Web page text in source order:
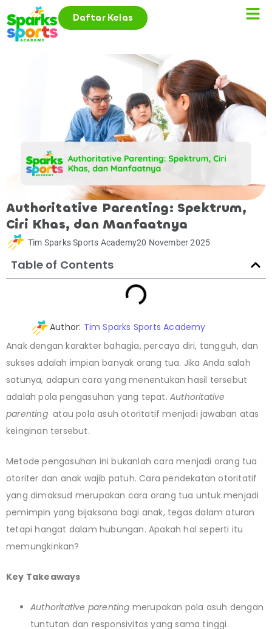
Daftar Kelas
Authoritative Parenting: Spektrum,
Ciri Khas, dan Manfaatnya
Tim Sparks Sports Academy20 November 2025
Table of Contents
Author: Tim Sparks Sports Academy
Anak dengan karakter bahagia, percaya diri, tangguh, dan
sukses adalah impian banyak orang tua. Jika Anda salah
satunya, adapun cara yang menentukan hasil tersebut
adalah pola pengasuhan yang tepat. Authoritative
parentingatau pola asuh otoritatif menjadi jawaban atas
keinginan tersebut.
Metode pengasuhan ini bukanlah cara menjadi orang tua
otoriter dan anak wajib patuh. Cara pendekatan otoritatif
yang dimaksud merupakan cara orang tua untuk menjadi
pemimpin yang bijaksana bagi anak, tegas dalam aturan
tetapi hangat dalam hubungan. Apakah hal seperti itu
memungkinkan?
Key Takeaways
Authoritative parenting merupakan pola asuh dengan
tuntutan dan responsivitas yang sama tinggi.